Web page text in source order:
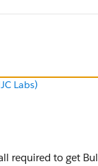
Labs)
required to get